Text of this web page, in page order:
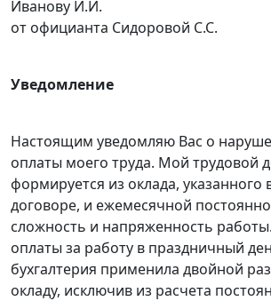
Иванову И.И.
от официанта Сидоровой С.С.
Уведомление
Настоящим уведомляю Вас о
оплаты моего труда. Мой трудовой
формируется из оклада, указанного
договоре, и ежемесячной
сложность и напряженность
оплаты за работу в праздничный
бухгалтерия применила двойной
окладу, исключив из расчета